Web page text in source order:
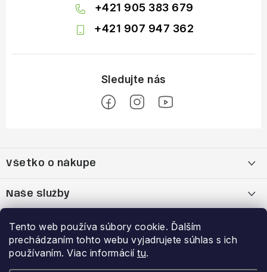
Tento web používa súbory cookie. Ďalším
prechádzaním tohto webu vyjadrujete súhlas s ich
používaním. Viac informácií tu.
+421 905 383 679
+421 907 947 362
p
ä
t
Všetko o nákupe
OBCHODNÉ PODMIENKY
Naše služby
Bootfitting - Tvarovanie Lyžiarok v Nitre
Výhody a zľavy
Garancia najnižšej ceny
Prihlásenie